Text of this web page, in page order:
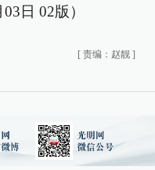
日 02版）
[ 责编：赵靓 ]